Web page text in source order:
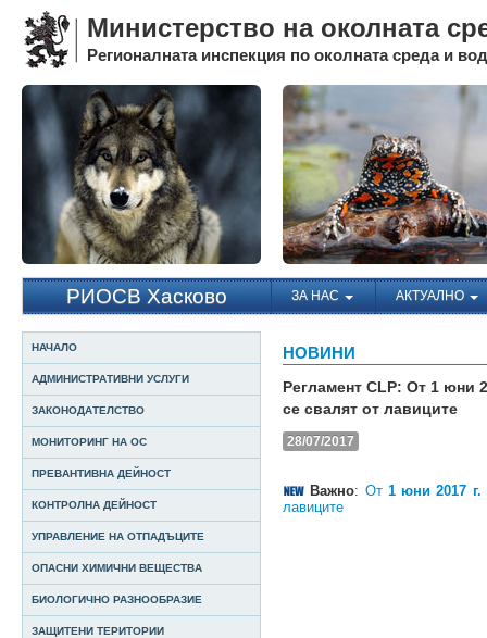
Министерство на околната
Регионалната инспекция по околната среда и
РИОСВ Хасково ЗА НАС АКТУАЛНО
НАЧАЛО
АДМИНИСТРАТИВНИ УСЛУГИ
ЗАКОНОДАТЕЛСТВО
МОНИТОРИНГ НА ОС
ПРЕВАНТИВНА ДЕЙНОСТ
КОНТРОЛНА ДЕЙНОСТ
УПРАВЛЕНИЕ НА ОТПАДЪЦИТЕ
ОПАСНИ ХИМИЧНИ ВЕЩЕСТВА
БИОЛОГИЧНО РАЗНООБРАЗИЕ
ЗАЩИТЕНИ ТЕРИТОРИИ
НОВИНИ
Регламент CLP: От 1 юни
се свалят от лавиците
28/07/2017
Важно: От 1 юни 2017 г.
лавиците